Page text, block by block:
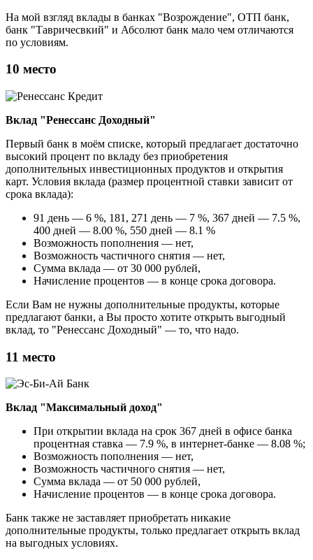
На мой взгляд вклады в банках "Возрождение", ОТП банк,
банк "Тавричесвкий" и Абсолют банк мало чем отличаются
по условиям.
10 место
Вклад "Ренессанс Доходный"
Первый банк в моём списке, который предлагает достаточно
высокий процент по вкладу без приобретения
дополнительных инвестиционных продуктов и открытия
карт. Условия вклада (размер процентной ставки зависит от
срока вклада):
91 день — 6 %, 181, 271 день — 7 %, 367 дней — 7.5 %,
400 дней — 8.00 %, 550 дней — 8.1 %
Возможность пополнения — нет,
Возможность частичного снятия — нет,
Сумма вклада — от 30 000 рублей,
Начисление процентов — в конце срока договора.
Если Вам не нужны дополнительные продукты, которые
предлагают банки, а Вы просто хотите открыть выгодный
вклад, то "Ренессанс Доходный" — то, что надо.
11 место
Вклад "Максимальный доход"
При открытии вклада на срок 367 дней в офисе банка
процентная ставка — 7.9 %, в интернет-банке — 8.08 %;
Возможность пополнения — нет,
Возможность частичного снятия — нет,
Сумма вклада — от 50 000 рублей,
Начисление процентов — в конце срока договора.
Банк также не заставляет приобретать никакие
дополнительные продукты, только предлагает открыть вклад
на выгодных условиях.